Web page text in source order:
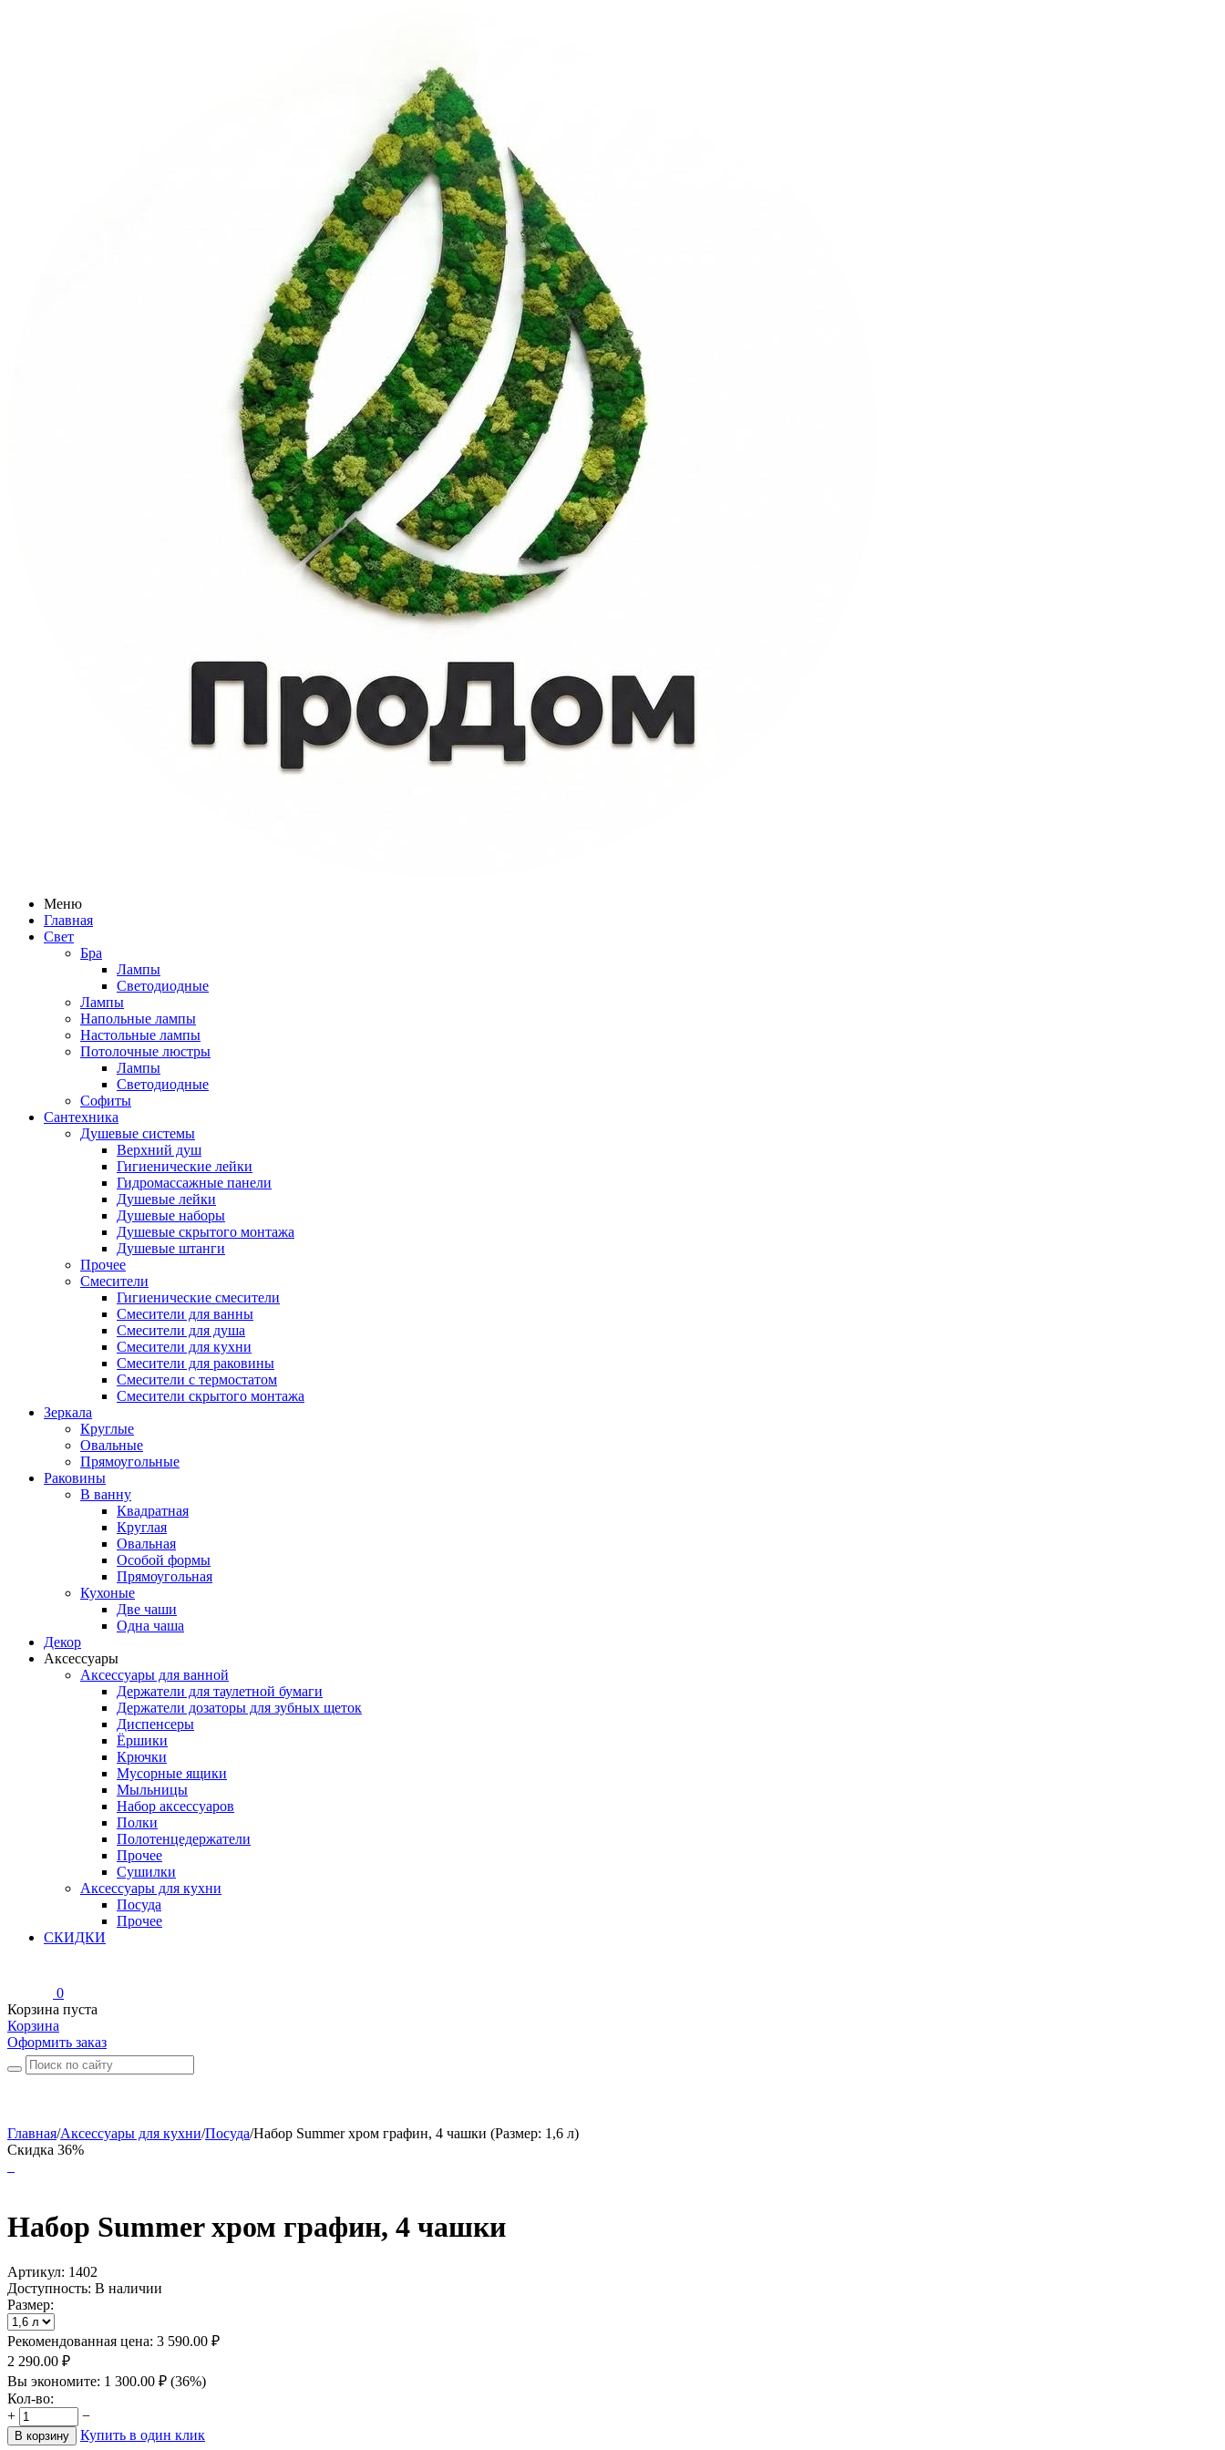
Меню
Главная
Свет
Бра
Лампы
Светодиодные
Лампы
Напольные лампы
Настольные лампы
Потолочные люстры
Лампы
Светодиодные
Софиты
Сантехника
Душевые системы
Верхний душ
Гигиенические лейки
Гидромассажные панели
Душевые лейки
Душевые наборы
Душевые скрытого монтажа
Душевые штанги
Прочее
Смесители
Гигиенические смесители
Смесители для ванны
Смесители для душа
Смесители для кухни
Смесители для раковины
Смесители с термостатом
Смесители скрытого монтажа
Зеркала
Круглые
Овальные
Прямоугольные
Раковины
В ванну
Квадратная
Круглая
Овальная
Особой формы
Прямоугольная
Кухоные
Две чаши
Одна чаша
Декор
Аксессуары
Аксессуары для ванной
Держатели для таулетной бумаги
Держатели дозаторы для зубных щеток
Диспенсеры
Ёршики
Крючки
Мусорные ящики
Мыльницы
Набор аксессуаров
Полки
Полотенцедержатели
Прочее
Сушилки
Аксессуары для кухни
Посуда
Прочее
СКИДКИ
0
Корзина пуста
Корзина
Оформить заказ
Главная/Аксессуары для кухни/Посуда/Набор Summer хром графин, 4 чашки (Размер: 1,6 л)
Скидка 36%
Набор Summer хром графин, 4 чашки
Артикул: 1402
Доступность: В наличии
Размер:
Рекомендованная цена: 3 590.00 ₽
2 290.00 ₽
Вы экономите: 1 300.00 ₽ (36%)
Кол-во:
+
−
В корзину Купить в один клик